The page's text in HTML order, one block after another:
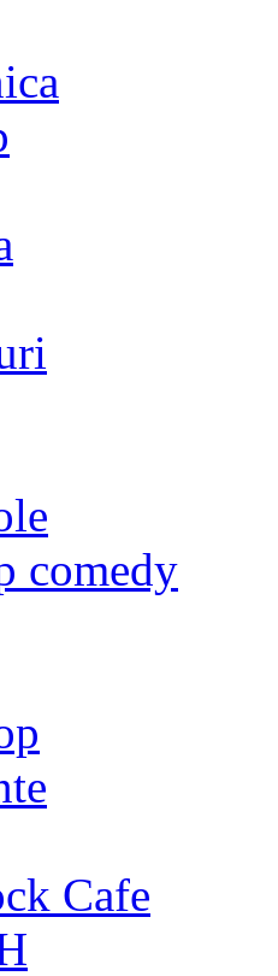
comedy
Cafe